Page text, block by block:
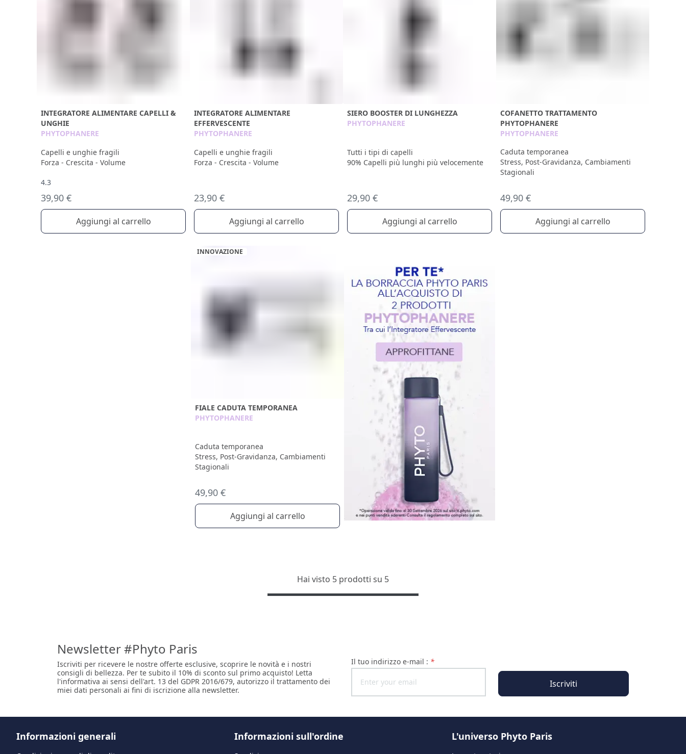
INTEGRATORE ALIMENTARE CAPELLI &
UNGHIE
PHYTOPHANERE
Capelli e unghie fragili
Forza - Crescita - Volume
4.3
39,90 €
Aggiungi al carrello
INTEGRATORE ALIMENTARE
EFFERVESCENTE
PHYTOPHANERE
Capelli e unghie fragili
Forza - Crescita - Volume
23,90 €
Aggiungi al carrello
SIERO BOOSTER DI LUNGHEZZA
PHYTOPHANERE
Tutti i tipi di capelli
90% Capelli più lunghi più velocemente
29,90 €
Aggiungi al carrello
COFANETTO TRATTAMENTO
PHYTOPHANERE
PHYTOPHANERE
Caduta temporanea
Stress, Post-Gravidanza, Cambiamenti
Stagionali
49,90 €
Aggiungi al carrello
INNOVAZIONE
FIALE CADUTA TEMPORANEA
PHYTOPHANERE
Caduta temporanea
Stress, Post-Gravidanza, Cambiamenti
Stagionali
49,90 €
Aggiungi al carrello
Hai visto 5 prodotti su 5
Newsletter #Phyto Paris
Iscriviti per ricevere le nostre offerte esclusive, scoprire le novità e i nostri
consigli di bellezza. Per te subito il 10% di sconto sul primo acquisto! Letta
l'informativa ai sensi dell'art. 13 del GDPR 2016/679, autorizzo il trattamento dei
miei dati personali ai fini di iscrizione alla newsletter.
il tuo indirizzo e-mail : *
Iscriviti
Informazioni generali Informazioni sull'ordine L'universo Phyto Paris